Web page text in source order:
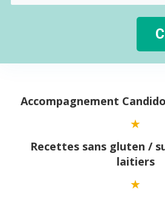
contenuAccompagnement
Recettes sans gluten /
laitiers